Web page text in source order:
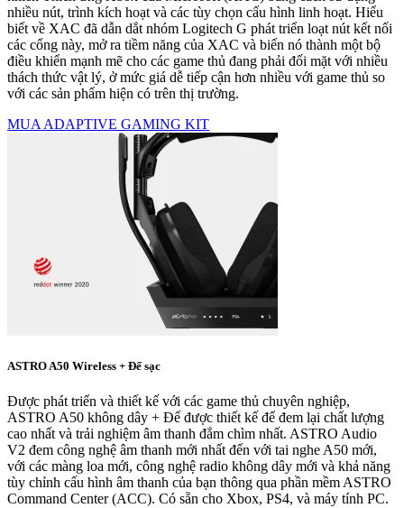
nhiều nút, trình kích hoạt và các tùy chọn cấu hình linh hoạt. Hiểu
biết về XAC đã dẫn dắt nhóm Logitech G phát triển loạt nút kết nối
các cổng này, mở ra tiềm năng của XAC và biến nó thành một bộ
điều khiển mạnh mẽ cho các game thủ đang phải đối mặt với nhiều
thách thức vật lý, ở mức giá dễ tiếp cận hơn nhiều với game thủ so
với các sản phẩm hiện có trên thị trường.
MUA ADAPTIVE GAMING KIT
ASTRO A50 Wireless + Đế sạc
Được phát triển và thiết kế với các game thủ chuyên nghiệp,
ASTRO A50 không dây + Đế được thiết kế để đem lại chất lượng
cao nhất và trải nghiệm âm thanh đắm chìm nhất. ASTRO Audio
V2 đem công nghệ âm thanh mới nhất đến với tai nghe A50 mới,
với các màng loa mới, công nghệ radio không dây mới và khả năng
tùy chỉnh cấu hình âm thanh của bạn thông qua phần mềm ASTRO
Command Center (ACC). Có sẵn cho Xbox, PS4, và máy tính PC.